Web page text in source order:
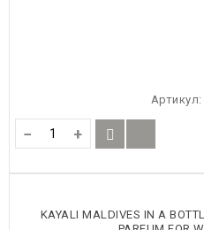
− +
KAYALI MALDIVES IN A